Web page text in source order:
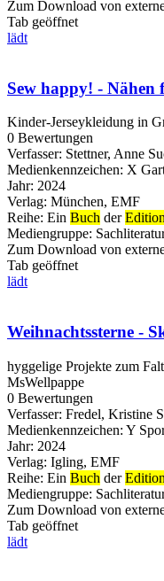
Zum Download von
Tab geöffnet
lädt
Sew happy! -
Kinder-Jerseykleidung in
0 Bewertungen
Verfasser: Stettner, Anne
Medienkennzeichen: X
Jahr: 2024
Verlag: München, EMF
Reihe: Ein Buch derEdition
Mediengruppe:
Zum Download von
Tab geöffnet
lädt
Weihnachtssterne -
hyggelige Projekte zum
MsWellpappe
0 Bewertungen
Verfasser: Fredel, Kristine
Medienkennzeichen: Y
Jahr: 2024
Verlag: Igling, EMF
Reihe: Ein Buch derEdition
Mediengruppe:
Zum Download von
Tab geöffnet
lädt